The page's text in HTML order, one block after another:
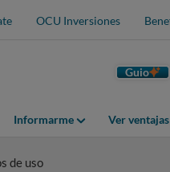
OCU Inversiones
Guio
Informarme Ver
de uso